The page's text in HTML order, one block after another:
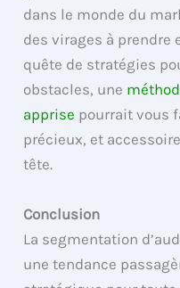
dans le monde du
des virages à prendre
quête de stratégies
obstacles, une
apprise pourrait vous
précieux, et
tête.
Conclusion
La segmentation
une tendance